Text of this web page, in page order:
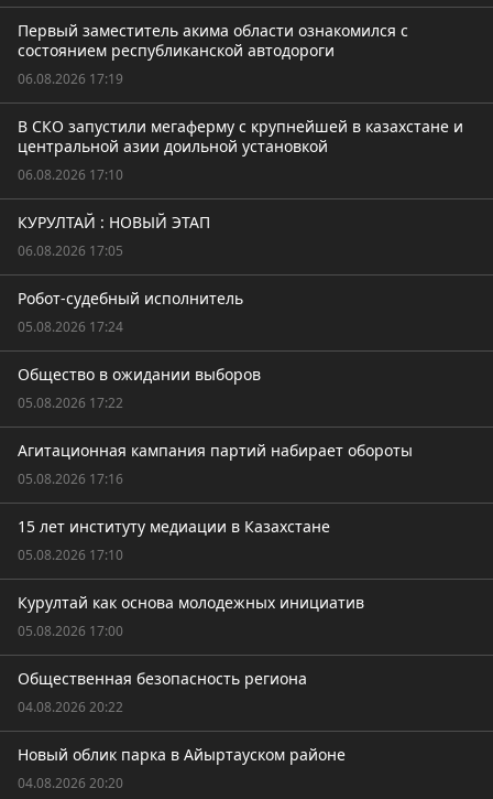
Первый заместитель акима области ознакомился с
состоянием республиканской автодороги
06.08.2026 17:19
В СКО запустили мегаферму с крупнейшей в казахстане и
центральной азии доильной установкой
06.08.2026 17:10
КУРУЛТАЙ : НОВЫЙ ЭТАП
06.08.2026 17:05
Робот-судебный исполнитель
05.08.2026 17:24
Общество в ожидании выборов
05.08.2026 17:22
Агитационная кампания партий набирает обороты
05.08.2026 17:16
15 лет институту медиации в Казахстане
05.08.2026 17:10
Курултай как основа молодежных инициатив
05.08.2026 17:00
Общественная безопасность региона
04.08.2026 20:22
Новый облик парка в Айыртауском районе
04.08.2026 20:20